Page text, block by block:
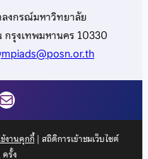
งกรณ์มหาวิทยาลัย
รุงเทพมหานคร 10330
งานคุกกี้| สถิติการเข้าชมเว็บไซต์
ครั้ง